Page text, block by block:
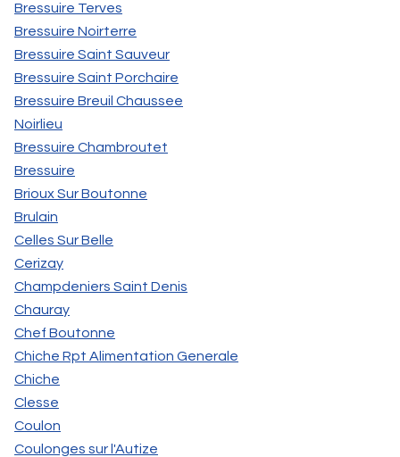
Bressuire Terves
Bressuire Noirterre
Bressuire Saint Sauveur
Bressuire Saint Porchaire
Bressuire Breuil Chaussee
Noirlieu
Bressuire Chambroutet
Bressuire
Brioux Sur Boutonne
Brulain
Celles Sur Belle
Cerizay
Champdeniers Saint Denis
Chauray
Chef Boutonne
Chiche Rpt Alimentation Generale
Chiche
Clesse
Coulon
Coulonges sur l'Autize